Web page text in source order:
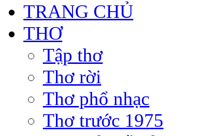
TRANG CHỦ
THƠ
Tập thơ
Thơ rời
Thơ phổ nhạc
Thơ trước 1975